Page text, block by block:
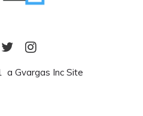
a Gvargas Inc Site